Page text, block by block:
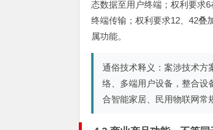
态数据至用户终端；权利要求
终端传输；权利要求12、42叠
属功能。
通俗技术释义：案涉技术方
络、多端用户设备，整合设
合智能家居、民用物联网常